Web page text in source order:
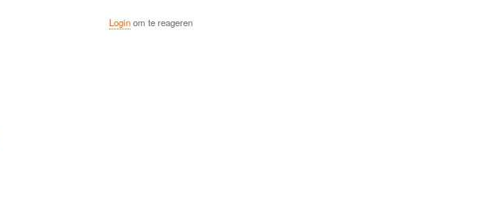
Loginom te reageren